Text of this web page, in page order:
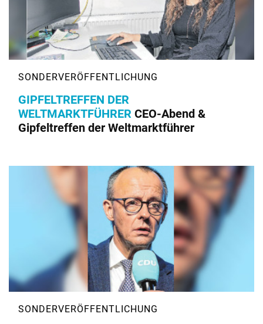
GIPFELTREFFEN DER
WELTMARKTFÜHRER CEO-Abend &
Gipfeltreffen der Weltmarktführer